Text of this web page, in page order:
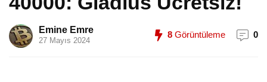
Emine Emre
27 Mayıs 2024
8 Görüntüleme 0